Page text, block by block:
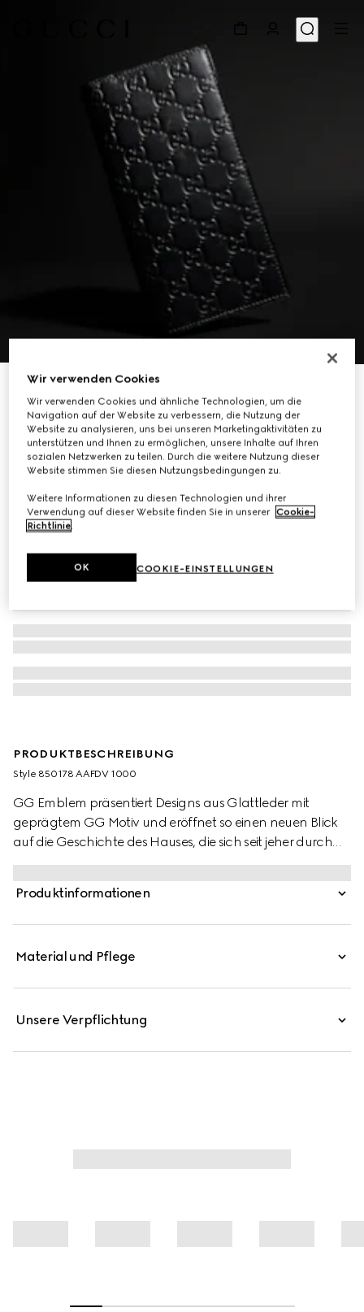
Mit Initialen personalisieren
Längliche GG Emblem Brieftasche
€ 680
PRODUKTBESCHREIBUNG
Style ‎850178 AAFDV 1000
GG Emblem präsentiert Designs aus Glattleder mit
geprägtem GG Motiv und eröffnet so einen neuen Blick
auf die Geschichte des Hauses, die sich seit jeher durch
Eleganz und Handwerkskunst auszeichnet. Teil der
neuesten Linie mit kleinen Accessoires ist auch diese
längliche Brieftasche aus Leder mit GG Prägung.
Produktinformationen
Material und Pflege
Unsere Verpflichtung
Wir verwenden Cookies
Wir verwenden Cookies und ähnliche Technologien, um die
Navigation auf der Website zu verbessern, die Nutzung der
Website zu analysieren, uns bei unseren Marketingaktivitäten zu
unterstützen und Ihnen zu ermöglichen, unsere Inhalte auf Ihren
sozialen Netzwerken zu teilen. Durch die weitere Nutzung dieser
Website stimmen Sie diesen Nutzungsbedingungen zu.
Weitere Informationen zu diesen Technologien und ihrer
Verwendung auf dieser Website finden Sie in unserer Cookie-
Richtlinie.
COOKIE-EINSTELLUNGEN
OK